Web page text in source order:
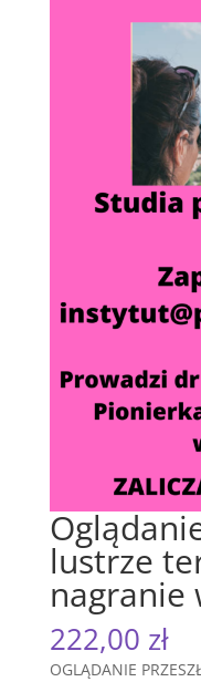
lustrze
nagranie
222,00 zł
OGLĄDANIE